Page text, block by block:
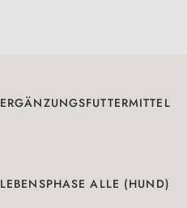
ERGÄNZUNGSFUTTERMITTEL
LEBENSPHASE ALLE (HUND)